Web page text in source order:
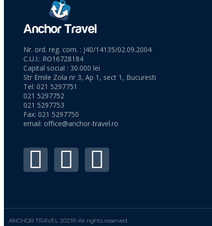
Nr. ord. reg. com. : J40/14135/02.09.2004
C.U.I.: RO16728184
Capital social : 30.000 lei
Str Emile Zola nr 3, Ap 1, sect 1, Bucuresti
Tel: 021 5297751
021 5297752
021 5297753
Fax: 021 5297750
email: office@anchor-travel.ro
ANCHOR TRAVEL 2021© All rights reserved